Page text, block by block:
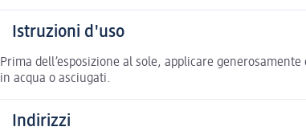
Istruzioni d'uso
Prima dell’esposizione al sole, applicare
in acqua o asciugati.
Indirizzi